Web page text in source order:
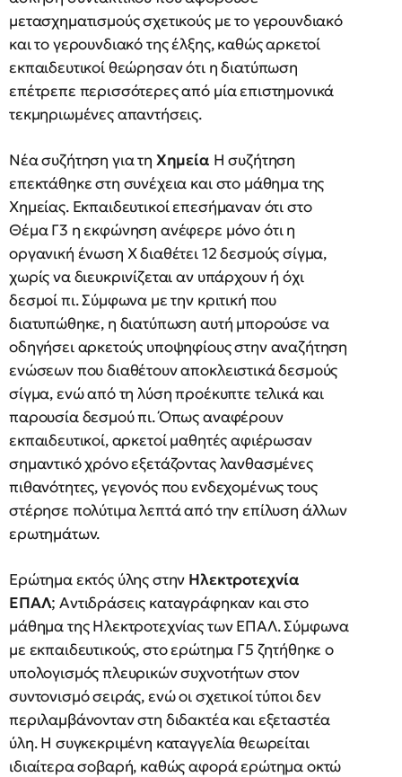
μετασχηματισμούς σχετικούς με το γερουνδιακό
και το γερουνδιακό της έλξης, καθώς αρκετοί
εκπαιδευτικοί θεώρησαν ότι η διατύπωση
επέτρεπε περισσότερες από μία επιστημονικά
τεκμηριωμένες απαντήσεις.
Νέα συζήτηση για τη Χημεία Η συζήτηση
επεκτάθηκε στη συνέχεια και στο μάθημα της
Χημείας. Εκπαιδευτικοί επεσήμαναν ότι στο
Θέμα Γ3 η εκφώνηση ανέφερε μόνο ότι η
οργανική ένωση Χ διαθέτει 12 δεσμούς σίγμα,
χωρίς να διευκρινίζεται αν υπάρχουν ή όχι
δεσμοί πι. Σύμφωνα με την κριτική που
διατυπώθηκε, η διατύπωση αυτή μπορούσε να
οδηγήσει αρκετούς υποψηφίους στην αναζήτηση
ενώσεων που διαθέτουν αποκλειστικά δεσμούς
σίγμα, ενώ από τη λύση προέκυπτε τελικά και
παρουσία δεσμού πι. Όπως αναφέρουν
εκπαιδευτικοί, αρκετοί μαθητές αφιέρωσαν
σημαντικό χρόνο εξετάζοντας λανθασμένες
πιθανότητες, γεγονός που ενδεχομένως τους
στέρησε πολύτιμα λεπτά από την επίλυση άλλων
ερωτημάτων.
Ερώτημα εκτός ύλης στην Ηλεκτροτεχνία
ΕΠΑΛ; Αντιδράσεις καταγράφηκαν και στο
μάθημα της Ηλεκτροτεχνίας των ΕΠΑΛ. Σύμφωνα
με εκπαιδευτικούς, στο ερώτημα Γ5 ζητήθηκε ο
υπολογισμός πλευρικών συχνοτήτων στον
συντονισμό σειράς, ενώ οι σχετικοί τύποι δεν
περιλαμβάνονταν στη διδακτέα και εξεταστέα
ύλη. Η συγκεκριμένη καταγγελία θεωρείται
ιδιαίτερα σοβαρή, καθώς αφορά ερώτημα οκτώ